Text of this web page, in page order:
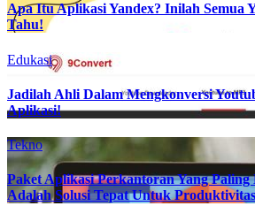
Apa Itu Aplikasi Yandex? Inilah Semua
Tahu!
Edukasi
Jadilah Ahli Dalam Mengkonversi
Aplikasi!
Tekno
Paket Aplikasi Perkantoran Yang
Adalah Solusi Tepat Untuk